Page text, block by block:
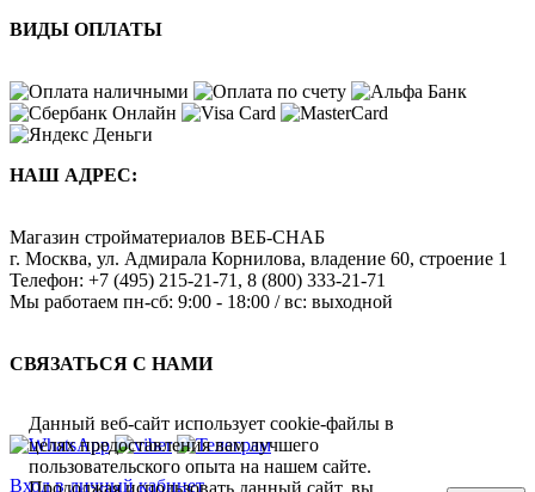
ВИДЫ ОПЛАТЫ
НАШ АДРЕС:
Магазин стройматериалов ВЕБ-СНАБ
г. Москва, ул. Адмирала Корнилова, владение 60, строение 1
Телефон: +7 (495) 215-21-71 , 8 (800) 333-21-71
Мы работаем пн-сб: 9:00 - 18:00 / вс: выходной
СВЯЗАТЬСЯ С НАМИ
Вход в личный кабинет
Данный веб-сайт использует cookie-файлы в
целях предоставления вам лучшего
пользовательского опыта на нашем сайте.
Продолжая использовать данный сайт, вы